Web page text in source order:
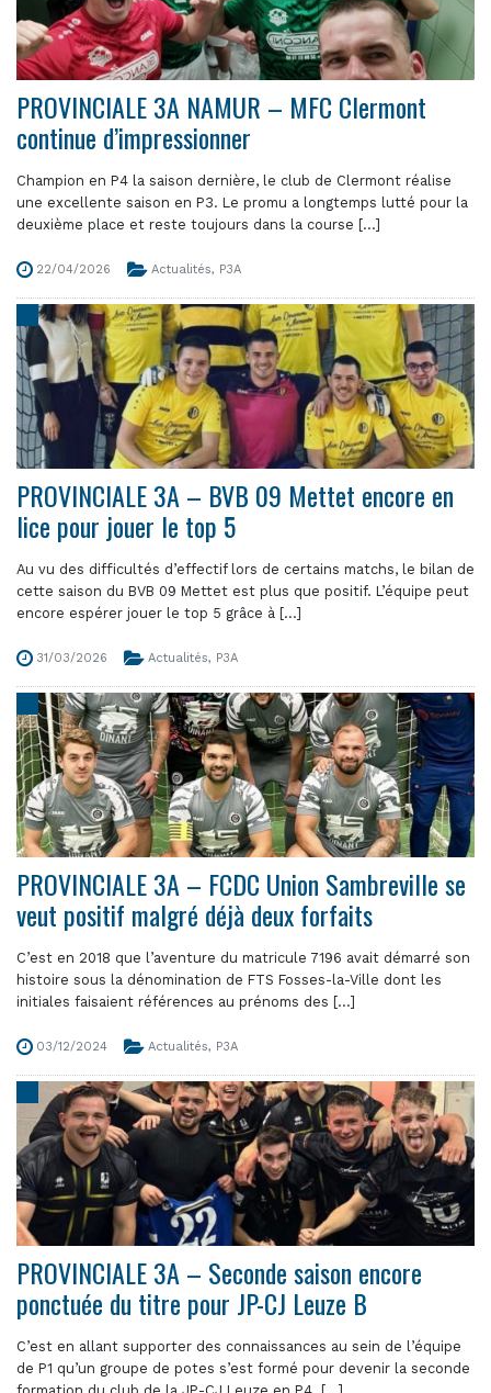
PROVINCIALE 3A NAMUR – MFC Clermont
continue d’impressionner
Champion en P4 la saison dernière, le club de Clermont réalise
une excellente saison en P3. Le promu a longtemps lutté pour la
deuxième place et reste toujours dans la course [...]
22/04/2026 Actualités, P3A
PROVINCIALE 3A – BVB 09 Mettet encore en
lice pour jouer le top 5
Au vu des difficultés d’effectif lors de certains matchs, le bilan de
cette saison du BVB 09 Mettet est plus que positif. L’équipe peut
encore espérer jouer le top 5 grâce à [...]
31/03/2026 Actualités, P3A
PROVINCIALE 3A – FCDC Union Sambreville se
veut positif malgré déjà deux forfaits
C’est en 2018 que l’aventure du matricule 7196 avait démarré son
histoire sous la dénomination de FTS Fosses-la-Ville dont les
initiales faisaient références au prénoms des [...]
03/12/2024 Actualités, P3A
PROVINCIALE 3A – Seconde saison encore
ponctuée du titre pour JP-CJ Leuze B
C’est en allant supporter des connaissances au sein de l’équipe
de P1 qu’un groupe de potes s’est formé pour devenir la seconde